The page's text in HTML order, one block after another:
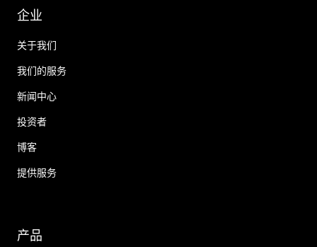
企业
关于我们
我们的服务
新闻中心
投资者
博客
提供服务
产品